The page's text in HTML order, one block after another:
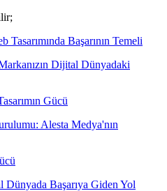
Tasarımında Başarının Temeli
Dijital Dünyadaki
Gücü
Alesta Medya'nın
Başarıya Giden Yol